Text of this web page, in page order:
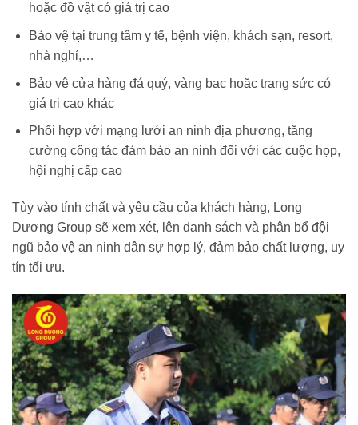
hoặc đồ vật có giá trị cao
Bảo vệ tại trung tâm y tế, bệnh viện, khách sạn, resort,
nhà nghỉ,…
Bảo vệ cửa hàng đá quý, vàng bạc hoặc trang sức có
giá trị cao khác
Phối hợp với mạng lưới an ninh địa phương, tăng
cường công tác đảm bảo an ninh đối với các cuộc họp,
hội nghị cấp cao
Tùy vào tính chất và yêu cầu của khách hàng, Long
Dương Group sẽ xem xét, lên danh sách và phân bổ đội
ngũ bảo vệ an ninh dân sự hợp lý, đảm bảo chất lượng, uy
tín tối ưu.